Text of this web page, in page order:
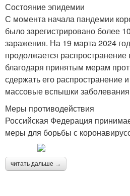
Состояние эпидемии
С момента начала пандемии
было зарегистрировано более
заражения. На 19 марта 2024
продолжается распространение
благодаря принятым мерам
сдержать его распространение
массовые вспышки
Меры противодействия
Российская Федерация
меры для борьбы с
читать дальше →